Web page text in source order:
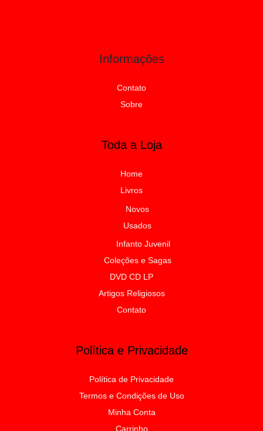
Informações
Contato
Sobre
Toda a Loja
Home
Livros
Novos
Usados
Infanto Juvenil
Coleções e Sagas
DVD CD LP
Artigos Religiosos
Contato
Política e Privacidade
Política de Privacidade
Termos e Condições de Uso
Minha Conta
Carrinho